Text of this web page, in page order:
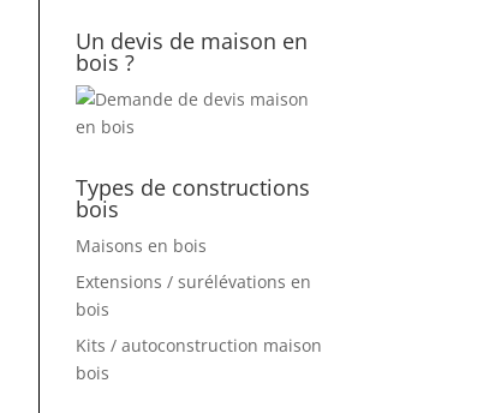
Un devis de maison en
bois ?
Types de constructions
bois
Maisons en bois
Extensions / surélévations en
bois
Kits / autoconstruction maison
bois